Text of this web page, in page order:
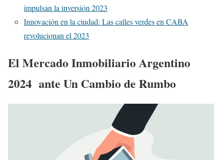
impulsan la inversión 2023
Innovación en la ciudad: Las calles verdes en CABA
revolucionan el 2023
El Mercado Inmobiliario Argentino
2024 ante Un Cambio de Rumbo